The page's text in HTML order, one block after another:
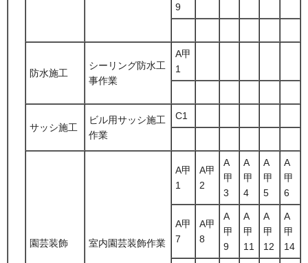
9
防水施工
シーリング防水工
事作業
A甲
1
サッシ施工
ビル用サッシ施工
作業
C1
園芸装飾 室内園芸装飾作業
A甲
1
A甲
2
A
甲
3
A
甲
4
A
甲
5
A
甲
6
A甲
7
A甲
8
A
甲
9
A
甲
11
A
甲
12
A
甲
14